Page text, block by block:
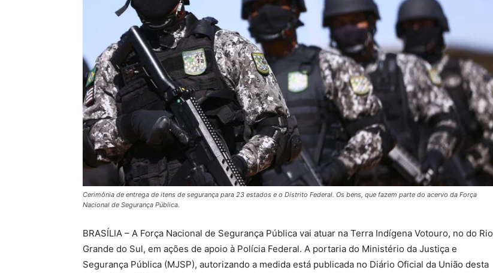
Cerimônia de entrega de itens de segurança para 23 estados e o Distrito Federal. Os bens, que fazem parte do acervo da Força
Nacional de Segurança Pública.
BRASÍLIA – A Força Nacional de Segurança Pública vai atuar na Terra Indígena Votouro, no do Rio
Grande do Sul, em ações de apoio à Polícia Federal. A portaria do Ministério da Justiça e
Segurança Pública (MJSP), autorizando a medida está publicada no Diário Oficial da União desta